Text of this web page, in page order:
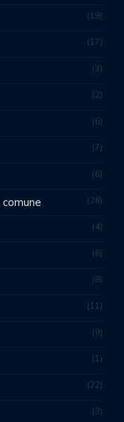
19
17
3
2
6
7
6
28
4
6
8
11
9
1
22
3